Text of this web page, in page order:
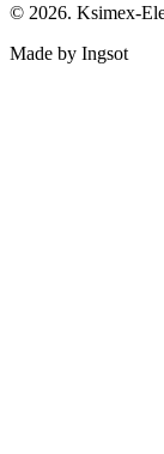
© 2026. Ksimex-
Made by Ingsot